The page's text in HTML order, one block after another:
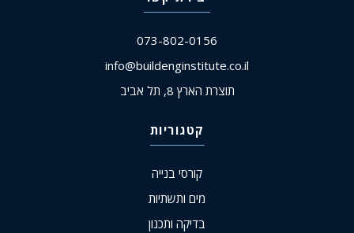
073-802-0156
info@buildenginstitute.co.il
תוצרת הארץ 8, תל אביב
קטגוריות
קורסי בנייה
מים ותשתיות
בדיקה ותכנון